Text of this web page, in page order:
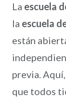
La escuela
la escuela
están
previa.
que todos